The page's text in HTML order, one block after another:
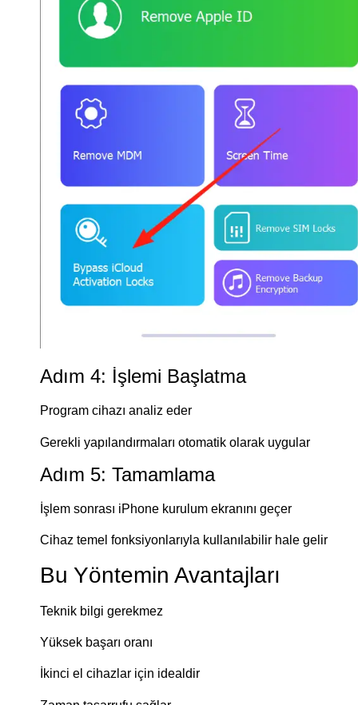
Adım 4: İşlemi Başlatma
Program cihazı analiz eder
Gerekli yapılandırmaları otomatik olarak uygular
Adım 5: Tamamlama
İşlem sonrası iPhone kurulum ekranını geçer
Cihaz temel fonksiyonlarıyla kullanılabilir hale gelir
Bu Yöntemin Avantajları
Teknik bilgi gerekmez
Yüksek başarı oranı
İkinci el cihazlar için idealdir